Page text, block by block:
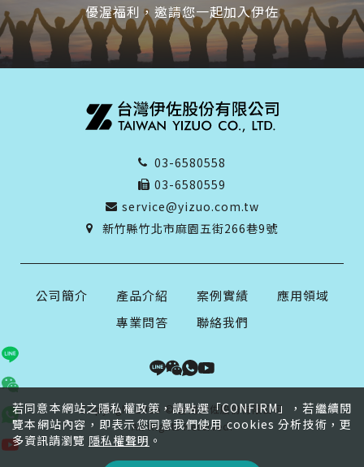
優渥福利，邀請您一起加入伊佐
03-6580558
03-6580559
service@yizuo.com.tw
新竹縣竹北市麻園五街266巷9號
公司簡介 產品介紹 案例實績
應用領域
專業問答
聯絡我們
Copyright 2026 © 台灣伊佐股份有限公司
All Rights Reserved.
若同意本網站之隱私權政策，請點選「CONFIRM」，若繼續閱
覽本網站內容，即表示您同意我們使用 cookies 分析技術，更
多資訊請瀏覽 隱私權聲明 。